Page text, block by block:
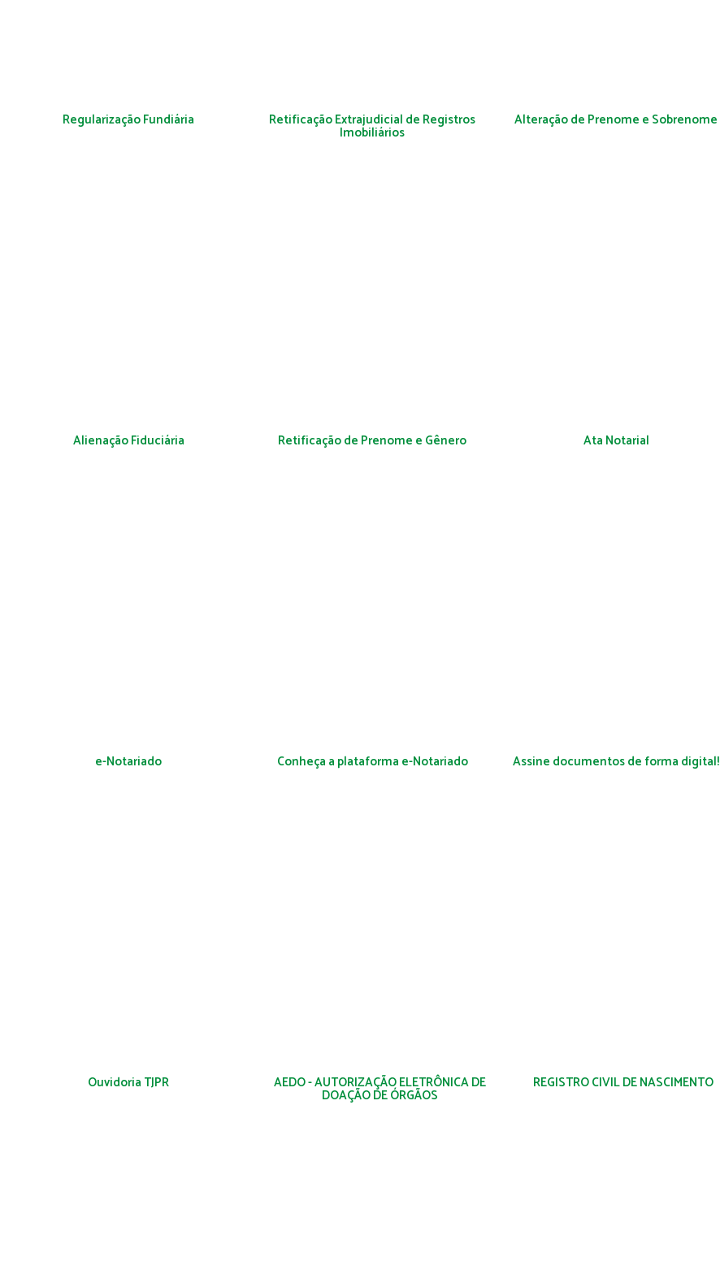
Regularização Fundiária Retificação Extrajudicial de Registros
Imobiliários
Alteração de Prenome e Sobrenome
Alienação Fiduciária Retificação de Prenome e Gênero Ata Notarial
e-Notariado Conheça a plataforma e-Notariado Assine documentos de forma digital!
Ouvidoria TJPR AEDO - AUTORIZAÇÃO ELETRÔNICA DE
DOAÇÃO DE ÓRGÃOS
REGISTRO CIVIL DE NASCIMENTO